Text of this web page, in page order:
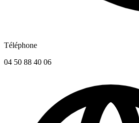
Téléphone
04 50 88 40 06